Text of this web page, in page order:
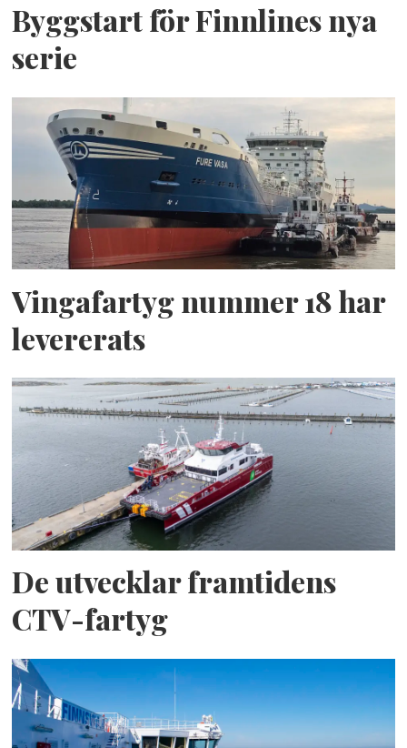
Byggstart för Finnlines nya
serie
Vingafartyg nummer 18 har
levererats
De utvecklar framtidens
CTV-fartyg